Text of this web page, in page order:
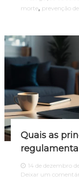
e
g
a
s
e
m
s
e
i
d
e
n
e
e
morte, prevenção
Quais as
14 de dezembro
Deixar um